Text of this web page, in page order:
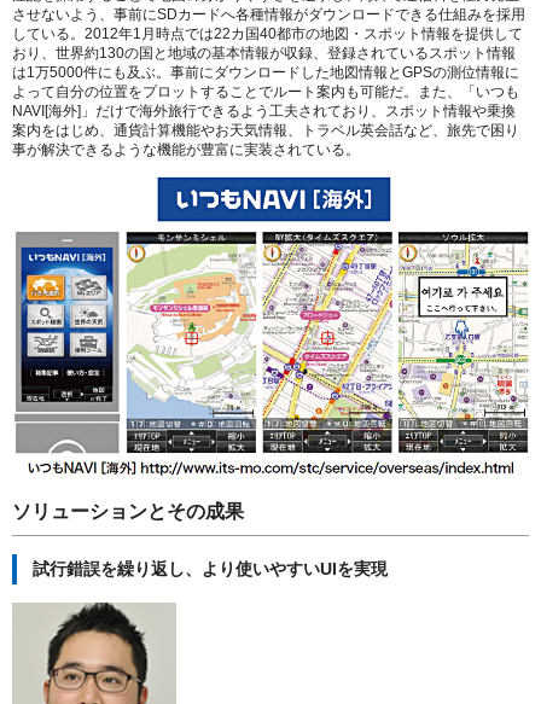
させないよう、事前にSDカードへ各種情報がダウンロードできる仕組みを採用
している。2012年1月時点では22カ国40都市の地図・スポット情報を提供して
おり、世界約130の国と地域の基本情報が収録、登録されているスポット情報
は1万5000件にも及ぶ。事前にダウンロードした地図情報とGPSの測位情報に
よって自分の位置をプロットすることでルート案内も可能だ。また、「いつも
NAVI[海外]」だけで海外旅行できるよう工夫されており、スポット情報や乗換
案内をはじめ、通貨計算機能やお天気情報、トラベル英会話など、旅先で困り
事が解決できるような機能が豊富に実装されている。
ソリューションとその成果
試行錯誤を繰り返し、より使いやすいUIを実現